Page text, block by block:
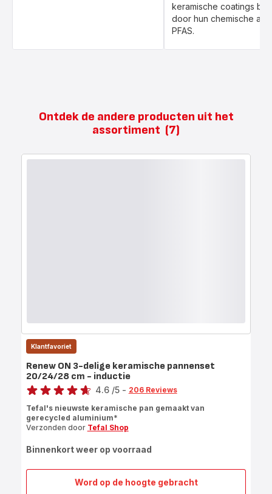
keramische coatings
door hun chemische
PFAS.
Ontdek de andere producten uit het
assortiment (7)
Word op de hoogte gebracht
Renew
Klantfavoriet
Renew ON 3-delige keramische pannenset
20/24/28 cm - inductie
Score
4.6 /5 - 206 Reviews
Tefal's nieuwste keramische pan gemaakt van
gerecycled aluminium*
Verzonden door Tefal Shop
Binnenkort weer op voorraad